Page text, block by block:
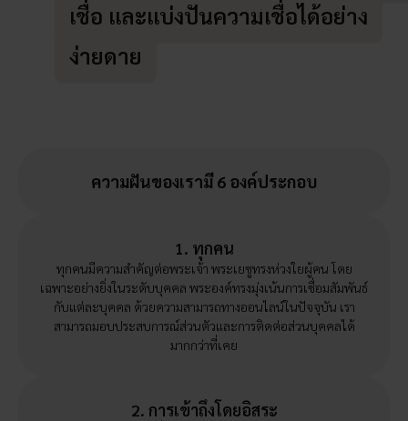
เชื่อ และแบ่งปันความเชื่อได้อย่าง
ง่ายดาย
ความฝันของเรามี 6 องค์ประกอบ
1. ทุกคน
ทุกคนมีความสำคัญต่อพระเจ้า พระเยซูทรงห่วงใยผู้คน โดย
เฉพาะอย่างยิ่งในระดับบุคคล พระองค์ทรงมุ่งเน้นการเชื่อมสัมพันธ์
กับแต่ละบุคคล ด้วยความสามารถทางออนไลน์ในปัจจุบัน เรา
สามารถมอบประสบการณ์ส่วนตัวและการติดต่อส่วนบุคคลได้
มากกว่าที่เคย
2. การเข้าถึงโดยอิสระ